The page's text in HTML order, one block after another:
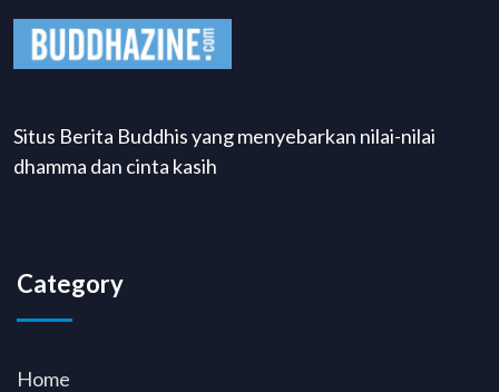
Situs Berita Buddhis yang menyebarkan nilai-nilai
dhamma dan cinta kasih
Category
Home